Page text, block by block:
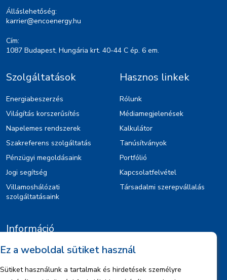
Álláslehetőség:
karrier@encoenergy.hu
Cím:
1087 Budapest, Hungária krt. 40-44 C ép. 6 em.
Szolgáltatások
Energiabeszerzés
Világítás korszerűsítés
Napelemes rendszerek
Szakreferens szolgáltatás
Pénzügyi megoldásaink
Jogi segítség
Villamoshálózati
szolgáltatásaink
Hasznos linkek
Rólunk
Médiamegjelenések
Kalkulátor
Tanúsítványok
Portfólió
Kapcsolatfelvétel
Társadalmi szerepvállalás
Információ
Kiajánlók
Jognyilatkozat
Ez a weboldal sütiket használ
Sütiket használunk a tartalmak és hirdetések személyre